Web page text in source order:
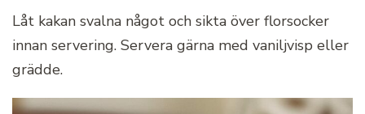
Låt kakan svalna något och sikta över florsocker
innan servering. Servera gärna med vaniljvisp eller
grädde.